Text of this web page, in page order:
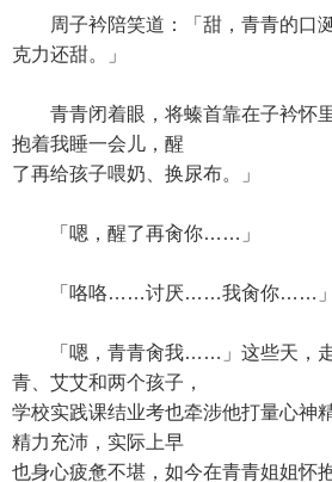
周子衿陪笑道：「甜，青青的口
克力还甜。」
青青闭着眼，将螓首靠在子衿怀里
抱着我睡一会儿，醒
了再给孩子喂奶、换尿布。」
「嗯，醒了再肏你……」
「咯咯……讨厌……我肏你……」
「嗯，青青肏我……」这些天，走
青、艾艾和两个孩子，
学校实践课结业考也牵涉他打量心神
精力充沛，实际上早
也身心疲惫不堪，如今在青青姐姐怀